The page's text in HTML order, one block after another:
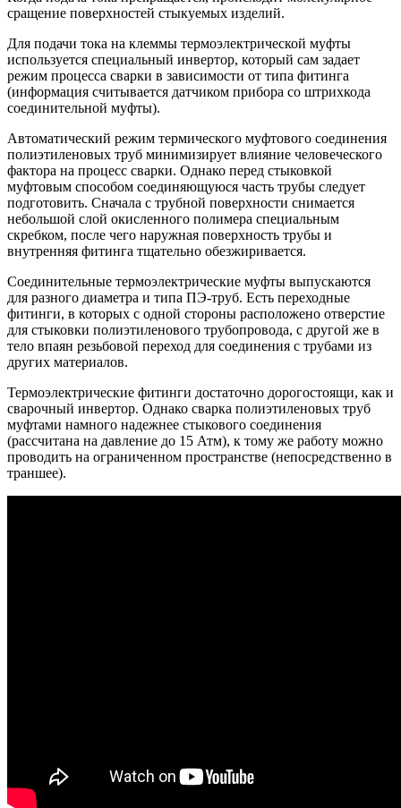
сращение поверхностей стыкуемых изделий.
Для подачи тока на клеммы термоэлектрической муфты
используется специальный инвертор, который сам задает
режим процесса сварки в зависимости от типа фитинга
(информация считывается датчиком прибора со штрихкода
соединительной муфты).
Автоматический режим термического муфтового соединения
полиэтиленовых труб минимизирует влияние человеческого
фактора на процесс сварки. Однако перед стыковкой
муфтовым способом соединяющуюся часть трубы следует
подготовить. Сначала с трубной поверхности снимается
небольшой слой окисленного полимера специальным
скребком, после чего наружная поверхность трубы и
внутренняя фитинга тщательно обезжиривается.
Соединительные термоэлектрические муфты выпускаются
для разного диаметра и типа ПЭ-труб. Есть переходные
фитинги, в которых с одной стороны расположено отверстие
для стыковки полиэтиленового трубопровода, с другой же в
тело впаян резьбовой переход для соединения с трубами из
других материалов.
Термоэлектрические фитинги достаточно дорогостоящи, как и
сварочный инвертор. Однако сварка полиэтиленовых труб
муфтами намного надежнее стыкового соединения
(рассчитана на давление до 15 Атм), к тому же работу можно
проводить на ограниченном пространстве (непосредственно в
траншее).